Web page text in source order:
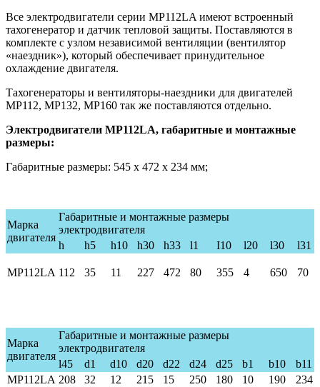
Все электродвигатели серии МР112LA имеют встроенный
тахогенератор и датчик тепловой защиты. Поставляются в
комплекте с узлом независимой вентиляции (вентилятор
«наездник»), который обеспечивает принудительное
охлаждение двигателя.
Тахогенераторы и вентиляторы-наездники для двигателей
МР112, МР132, МР160 так же поставляются отдельно.
Электродвигатели МР112LA, габаритные и монтажные
размеры:
Габаритные размеры: 545 х 472 х 234 мм;
Марка
двигателя
Габаритные и монтажные размеры
электродвигателя
h
h5 h10 h30 h33 l1 I10 l20 l30 l31
MP112LA 112 35 11 227 472 80 355 4 650 70
Марка
двигателя
Габаритные и монтажные размеры
электродвигателя
l45
d1 d10 d20 d22 d24 d25 b1 b10
b11
MP112LA 208 32 12 215 15 250 180 10 190 234